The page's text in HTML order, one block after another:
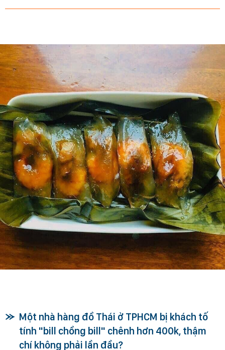
Một nhà hàng đồ Thái ở TPHCM bị khách tố
tính "bill chồng bill" chênh hơn 400k, thậm
chí không phải lần đầu?